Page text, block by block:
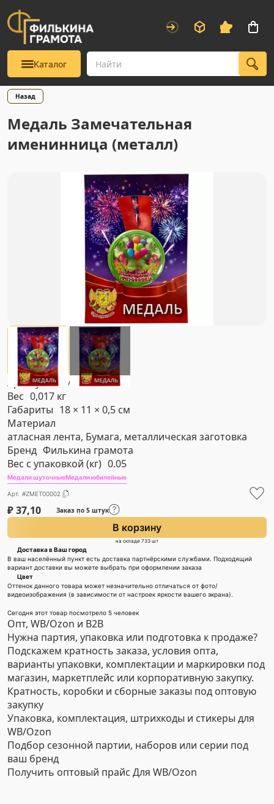
Каталог
Назад
Медаль Замечательная
именинница (металл)
Артикул #ZMET00002
Вес 0,017 кг
Габариты 18 × 11 × 0,5 см
Материал
атласная лента, Бумага, металлическая заготовка
Бренд Филькина грамота
Вес с упаковкой (кг) 0.05
Медали шуточныеМедали юбилейные
Арт. #ZMET00002
₽37,10 Заказ по 5 штук
В корзину
на складе 733 шт
Доставка в Ваш город
В ваш населённый пункт есть доставка партнёрскими службами. Подходящий
вариант доставки вы можете выбрать при оформлении заказа
Цвет
Оттенок данного товара может незначительно отличаться от фото/
видеоизображения (в зависимости от настроек яркости вашего экрана).
Сегодня этот товар посмотрело 5 человек
Опт, WB/Ozon и B2B
Нужна партия, упаковка или подготовка к продаже?
Подскажем кратность заказа, условия опта,
варианты упаковки, комплектации и маркировки под
магазин, маркетплейс или корпоративную закупку.
Кратность, коробки и сборные заказы под оптовую
закупку
Упаковка, комплектация, штрихкоды и стикеры для
WB/Ozon
Подбор сезонной партии, наборов или серии под
ваш бренд
Получить оптовый прайс Для WB/Ozon